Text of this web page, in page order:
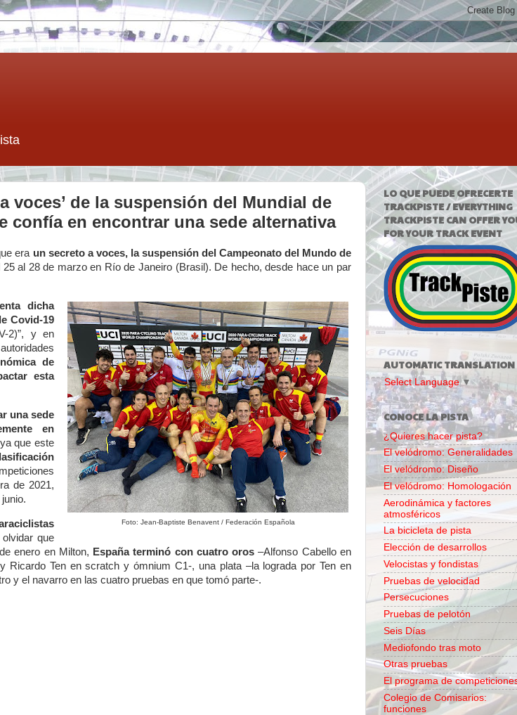
voces’ de la suspensión del Mundial de
confía en encontrar una sede alternativa
era un secreto a voces, la suspensión del Campeonato del Mundo de
al 28 de marzo en Río de Janeiro (Brasil). De hecho, desde hace un par
Foto: Jean-Baptiste Benavent / Federación Española
dicha
Covid-19
2)”, y en
de
esta
una sede
en
que este
de 2021,
que
enero en Milton, España terminó con cuatro oros –Alfonso Cabello en
Ricardo Ten en scratch y ómnium C1-, una plata –la lograda por Ten en
y el navarro en las cuatro pruebas en que tomó parte-.
LO QUE PUEDE OFRECERTE
TRACKPISTE / EVERYTHING
TRACKPISTE CAN OFFER
FOR YOUR TRACK EVENT
AUTOMATIC TRANSLATION
Select Language ▼
CONOCE LA PISTA
¿Quieres hacer pista?
El velódromo: Generalidades
El velódromo: Diseño
El velódromo: Homologación
Aerodinámica y factores
atmosféricos
La bicicleta de pista
Elección de desarrollos
Velocistas y fondistas
Pruebas de velocidad
Persecuciones
Pruebas de pelotón
Seis Días
Mediofondo tras moto
Otras pruebas
El programa de
Colegio de Comisarios:
funciones